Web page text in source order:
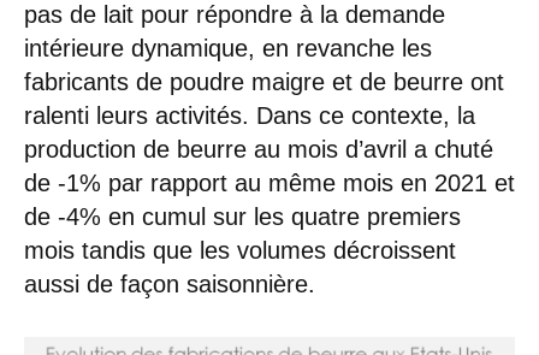
pas de lait pour répondre à la demande
intérieure dynamique, en revanche les
fabricants de poudre maigre et de beurre ont
ralenti leurs activités. Dans ce contexte, la
production de beurre au mois d’avril a chuté
de -1% par rapport au même mois en 2021 et
de -4% en cumul sur les quatre premiers
mois tandis que les volumes décroissent
aussi de façon saisonnière.